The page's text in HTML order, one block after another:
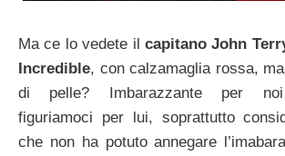
Ma ce lo vedete il capitano John
Incredible, con calzamaglia rossa,
di pelle? Imbarazzante per noi
figuriamoci per lui, soprattutto
che non ha potuto annegare